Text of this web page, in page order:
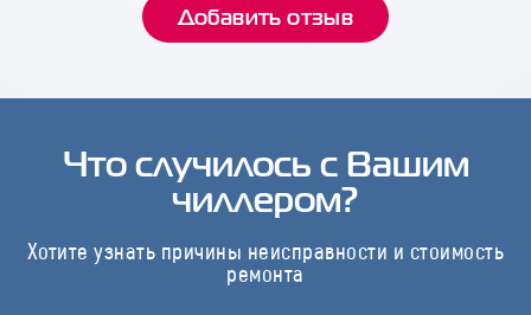
Добавить отзыв
Что случилось с Вашим
чиллером?
Хотите узнать причины неисправности и стоимость
ремонта